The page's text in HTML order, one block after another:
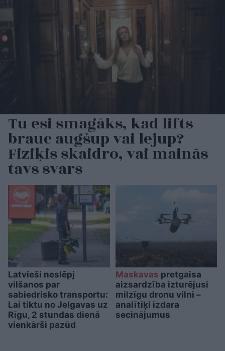
Tu esi smagāks, kad lifts
brauc augšup vai lejup?
Fiziķis skaidro, vai mainās
tavs svars
Latvieši neslēpj
vilšanos par
sabiedrisko transportu:
Lai tiktu no Jelgavas uz
Rīgu, 2 stundas dienā
vienkārši pazūd
Maskavas pretgaisa
aizsardzība izturējusi
milzīgu dronu vilni –
analītiķi izdara
secinājumus